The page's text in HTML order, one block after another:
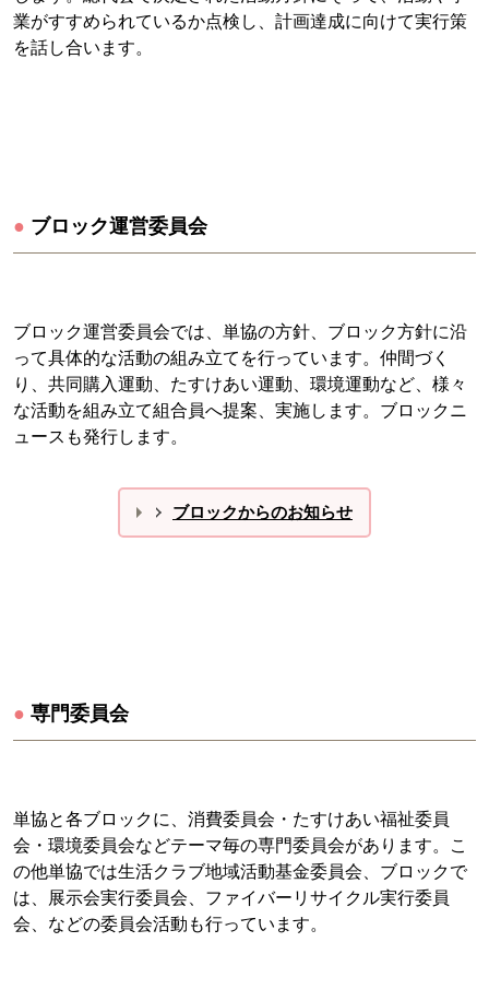
業がすすめられているか点検し、計画達成に向けて実行策
を話し合います。
● ブロック運営委員会
ブロック運営委員会では、単協の方針、ブロック方針に沿
って具体的な活動の組み立てを行っています。仲間づく
り、共同購入運動、たすけあい運動、環境運動など、様々
な活動を組み立て組合員へ提案、実施します。ブロックニ
ュースも発行します。
ブロックからのお知らせ
● 専門委員会
単協と各ブロックに、消費委員会・たすけあい福祉委員
会・環境委員会などテーマ毎の専門委員会があります。こ
の他単協では生活クラブ地域活動基金委員会、ブロックで
は、展示会実行委員会、ファイバーリサイクル実行委員
会、などの委員会活動も行っています。